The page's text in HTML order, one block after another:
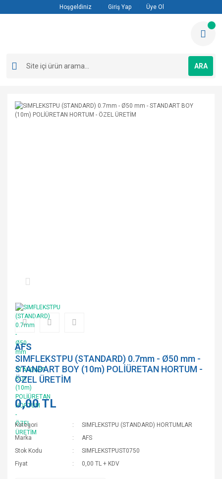
Hoşgeldiniz Giriş Yap Üye Ol
ARA
AFS
SIMFLEKSTPU (STANDARD) 0.7mm - Ø50 mm -
STANDART BOY (10m) POLİÜRETAN HORTUM -
ÖZEL ÜRETİM
0,00 TL
Kategori
SIMFLEKSTPU (STANDARD) HORTUMLAR
Marka
AFS
Stok Kodu
SIMFLEKSTPUST0750
Fiyat
0,00 TL + KDV